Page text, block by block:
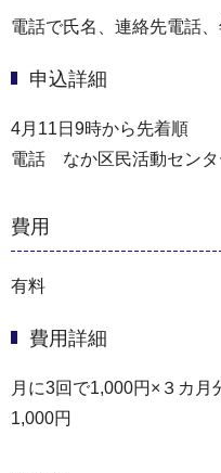
電話で氏名、連絡先電話
申込詳細
4月11日9時から先着順
電話 なか区民活動セン
費用
有料
費用詳細
月に3回で1,000円×３カ
1,000円